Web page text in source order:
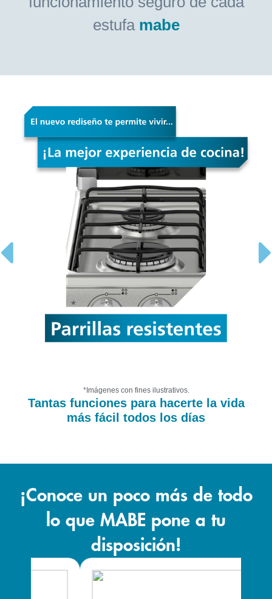
estufa mabe
*Imágenes con fines ilustrativos.
Tantas funciones para hacerte la vida
más fácil todos los días
¡Conoce un poco más de todo
lo que MABE pone a tu
disposición!